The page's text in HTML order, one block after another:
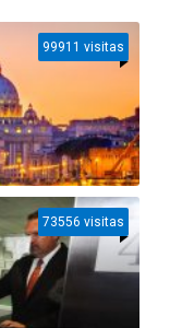
99911 visitas
73556 visitas